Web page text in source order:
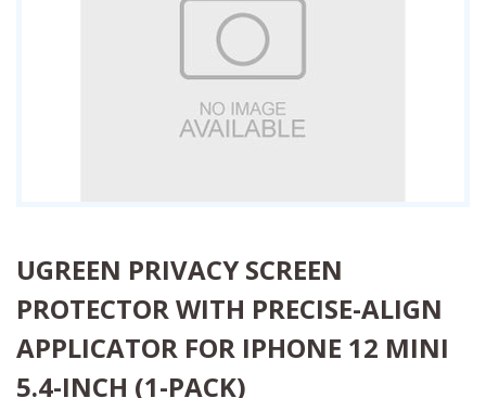
UGREEN PRIVACY SCREEN
PROTECTOR WITH PRECISE-ALIGN
APPLICATOR FOR IPHONE 12 MINI
5.4-INCH (1-PACK)